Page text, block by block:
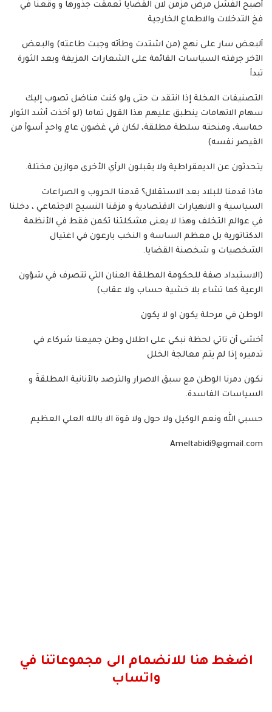
أصبح الفشل مرض مزمن لان القضايا تعمقت جذورها و وقعنا في
فخ التدخلات والاطماع الخارجية
ألبعض سار على نهج (من اشتدت وطأته وجبت طاعته) والبعض
الآخر جرفته السياسات القائمة على الشعارات المزيفة وبعد الثورة
تبدأ
التصنيفات المخلة إذا انتقد ت حتى ولو كنت مناضل تصوب إليك
سهام الاتهامات ينطبق عليهم هذا القول تماما (‏لو أخذت أشد الثوار
حماسة، ومنحته سلطة مطلقة، لكان في غضون عامٍ واحدٍ أسوأ من
القيصر نفسه)
يتحدثون عن الديمقراطية ولا يقبلون الرأي الأخرى موازين مختلة.
ماذا قدمنا للبلاد بعد الاستقلال؟ قدمنا الحروب و الصراعات
السياسية و الانهيارات الاقتصادية و مزقنا النسيج الاجتماعي ، دخلنا
في عوالم التخلف وهذا لا يعنى مشكلتنا تكمن فقط في الأنظمة
الدكتاتورية بل معظم الساسة و النخب بارعون في اغتيال
الشخصيات و شخصنة القضايا.
(الاستبداد صفة للحكومة المطلقة العنان التي تتصرف في شؤون
الرعية كما تشاء بلا خشية حساب ولا عقاب)
الوطن في مرحلة يكون او لا يكون
أخشى أن تاتي لحظة نبكي على اطلال وطن جميعنا شركاء في
تدميره إذا لم يتم معالجة الخلل
نكون دمرنا الوطن مع سبق الاصرار والترصد بالأنانية المطلقةَ و
السياسات الفاسدة.
حسبي الله ونعم الوكيل ولا حول ولا قوة الا بالله العلي العظيم
Ameltabidi9@gmail.com
اضغط هنا للانضمام الى مجموعاتنا في
واتساب